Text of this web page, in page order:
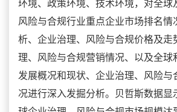
环境、政策环境、技术环境，对全球
风险与合规行业重点企业市场排名情
析、企业治理、风险与合规价格及走
理、风险与合规营销情况、以及全球
发展概况和现状、企业治理、风险与
况进行深入发掘分析。贝哲斯数据